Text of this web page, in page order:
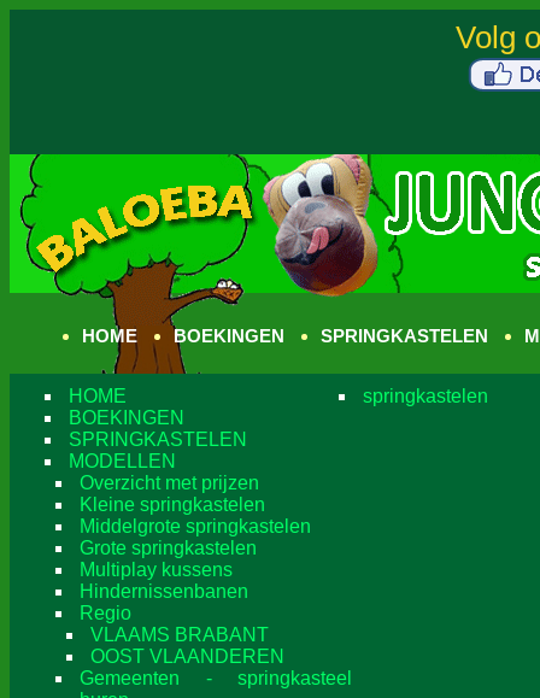
HOME BOEKINGEN SPRINGKASTELEN
HOME
BOEKINGEN
SPRINGKASTELEN
MODELLEN
Overzicht met prijzen
Kleine springkastelen
Middelgrote springkastelen
Grote springkastelen
Multiplay kussens
Hindernissenbanen
Regio
VLAAMS BRABANT
OOST VLAANDEREN
Gemeenten - springkasteel
springkastelen